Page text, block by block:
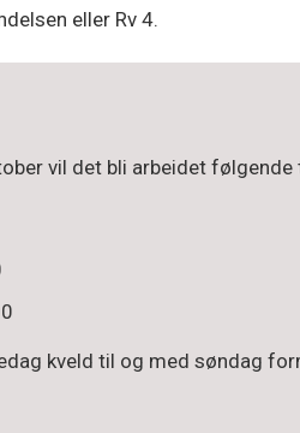
eller Rv 4.
vil det bli arbeidet følgende
kveld til og med søndag